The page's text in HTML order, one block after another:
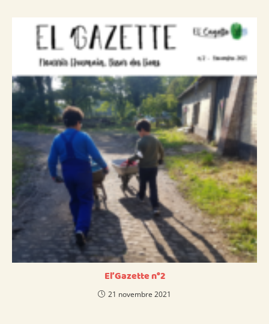
El’Gazette n°2
21 novembre 2021